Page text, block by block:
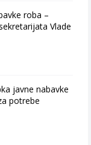
roba –
Vlade
javne nabavke
potrebe